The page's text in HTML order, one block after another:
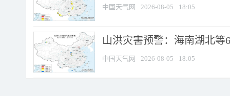
中国天气网 2026-08-05 18:05
山洪灾害预警：海南湖北
中国天气网 2026-08-05 18:05